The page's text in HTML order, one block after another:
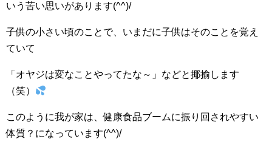
いう苦い思いがあります(^^)/
子供の小さい頃のことで、いまだに子供はそのことを覚え
ていて
「オヤジは変なことやってたな～」などと揶揄します
（笑）
このように我が家は、健康食品ブームに振り回されやすい
体質？になっています(^^)/